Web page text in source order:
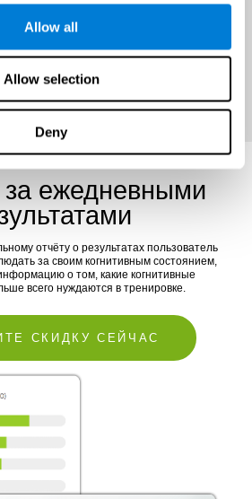
Allow all
Allow selection
Deny
бросить вызов мозгу.
СКИДКУ СЕЙЧАС
ежедневными
отчёту о результатах пользователь
за своим когнитивным состоянием,
о том, какие когнитивные
всего нуждаются в тренировке.
СКИДКУ СЕЙЧАС